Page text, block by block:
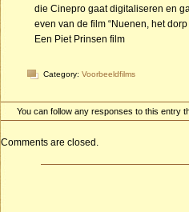
die Cinepro gaat digitaliseren en
even van de film “Nuenen, het
Een Piet Prinsen film
Category: Voorbeeldfilms
You can follow any responses to this entry
Comments are closed.